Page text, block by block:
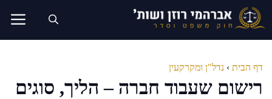
לדלג
לתוכן
דף הבית › נדל"ן ומקרקעין
רישום שעבוד חברה – הליך, סוגים